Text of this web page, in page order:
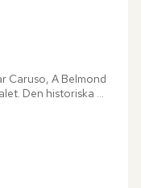
Caruso, A Belmond
Den historiska
som ett tecken